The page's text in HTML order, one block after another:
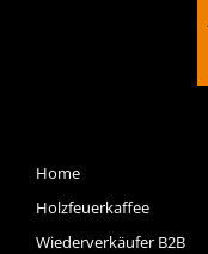
Home
Holzfeuerkaffee
Wiederverkäufer B2B